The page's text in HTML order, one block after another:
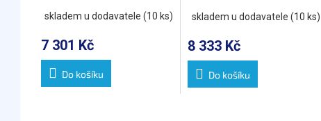
nerez lesk
skladem u dodavatele (10 ks)
7 301 Kč
Do košíku
nerez lesk
skladem u dodavatele (10 ks)
8 333 Kč
Do košíku